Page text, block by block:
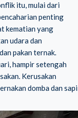
itu, mulai dari
penting
kematian yang
udara dan
pakan ternak.
hampir setengah
Kerusakan
domba dan sapi